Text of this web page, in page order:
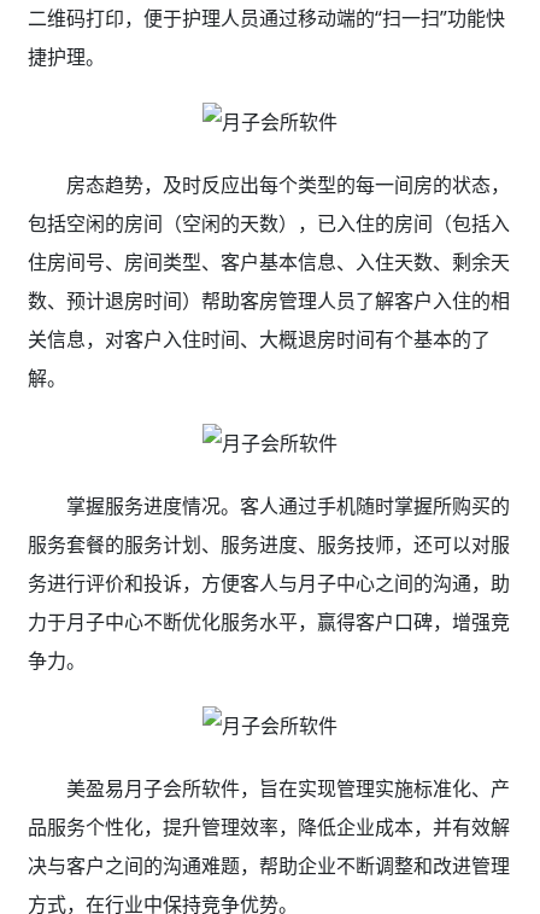
二维码打印，便于护理人员通过移动端的“扫一扫”功能快
捷护理。
房态趋势，及时反应出每个类型的每一间房的状态，
包括空闲的房间（空闲的天数），已入住的房间（包括入
住房间号、房间类型、客户基本信息、入住天数、剩余天
数、预计退房时间）帮助客房管理人员了解客户入住的相
关信息，对客户入住时间、大概退房时间有个基本的了
解。
掌握服务进度情况。客人通过手机随时掌握所购买的
服务套餐的服务计划、服务进度、服务技师，还可以对服
务进行评价和投诉，方便客人与月子中心之间的沟通，助
力于月子中心不断优化服务水平，赢得客户口碑，增强竞
争力。
美盈易月子会所软件，旨在实现管理实施标准化、产
品服务个性化，提升管理效率，降低企业成本，并有效解
决与客户之间的沟通难题，帮助企业不断调整和改进管理
方式，在行业中保持竞争优势。